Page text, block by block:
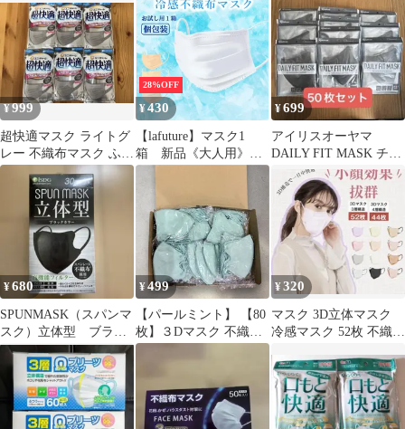
Dマスク 不織布 立体 マ
スク 立体マスク 不織布
マスク バイカラーマス
ク 血色マスク 小顔マス
ク マスク カラーマスク
¥999
超快適マスク ライトグ
レー 不織布マスク ふつ
うサイズ（7枚入×6個）
28%OFF
¥430
【lafuture】マスク1
箱 新品《大人用》接
触 冷感マスク 30枚 使
スク 高密度フィルター
涼しい かわいい おしゃ
れ マスク
¥699
アイリスオーヤマ
DAILY FIT MASK チャ
コール 50枚セット
¥680
SPUNMASK（スパンマ
スク）立体型 ブラッ
ク30枚個包装
¥499
【パールミント】 【80
枚】３Dマスク 不織布
立体 マスク 立体マスク
ーマスク 血色マスク 小
顔マスク マスク カラー
マスク くちばし
¥320
マスク 3D立体マスク
冷感マスク 52枚 不織布